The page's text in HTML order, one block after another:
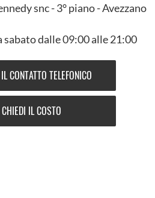
snc - 3° piano - Avezzano
sabato dalle 09:00 alle 21:00
CONTATTO TELEFONICO
CHIEDI IL COSTO